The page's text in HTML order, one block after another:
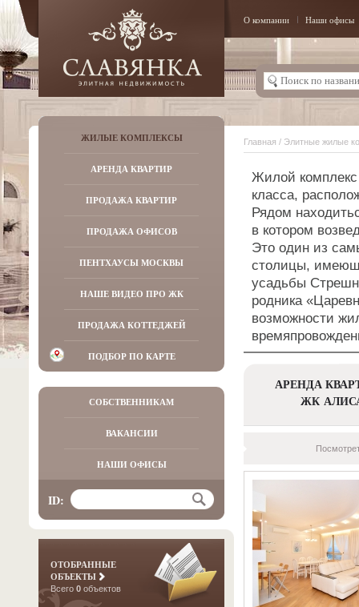
О компании Наши офисы
ЖИЛЫЕ КОМПЛЕКСЫ
АРЕНДА КВАРТИР
ПРОДАЖА КВАРТИР
ПРОДАЖА ОФИСОВ
ПЕНТХАУСЫ МОСКВЫ
НАШЕ ВИДЕО ПРО ЖК
ПРОДАЖА КОТТЕДЖЕЙ
ПОДБОР ПО КАРТЕ
СОБСТВЕННИКАМ
ВАКАНСИИ
НАШИ ОФИСЫ
ID:
ОТОБРАННЫЕ
ОБЪЕКТЫ
Всего 0 объектов
Главная / Элитные жилые
Жилой
класса,
Рядом
в котором
Это один из
столицы,
усадьбы
родника
возможности
АРЕНДА
ЖК